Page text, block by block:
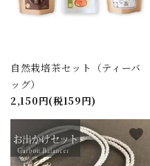
自然栽培茶セット（ティーバ
ッグ）
2,150円(税159円)
favorite